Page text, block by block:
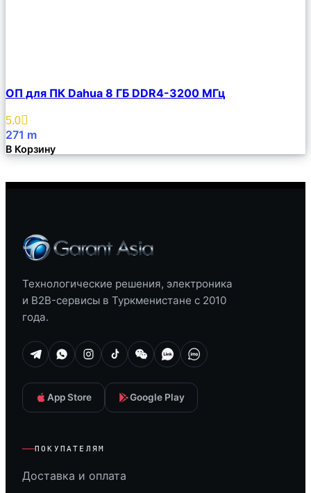
Описание
Избранное
ОП для ПК Dahua 8 ГБ DDR4-3200 МГц
5.0
271 m
В Корзину
Технологические решения, электроника
и B2B-сервисы в Туркменистане с 2010
года.
App Store Google Play
ПОКУПАТЕЛЯМ
Доставка и оплата